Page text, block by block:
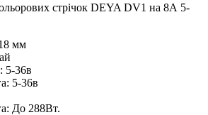
стрічок DEYA DV1 на 8А 5-
мм
5-36в
5-36в
До 288Вт.